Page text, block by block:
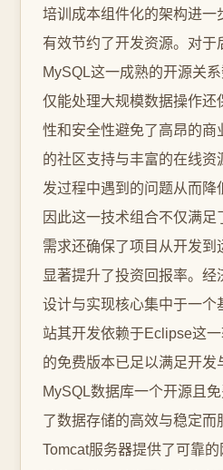
培训成本组件化的架构进一
有效节约了开发资源。对于
MySQL这一成熟的开源关
仅能处理大规模数据操作还
性和安全性避免了高昂的商
的社区支持与丰富的在线资
发过程中遇到的问题从而降
因此这一技术组合不仅满
需求还确保了项目从开发到
显著提升了投资回报率。经
设计与实现核心集中于一个
站其开发依赖于Eclipse这
的免费版本已足以满足开发
MySQL数据库一个开源且
了数据存储的高效与稳定而
Tomcat服务器提供了可靠